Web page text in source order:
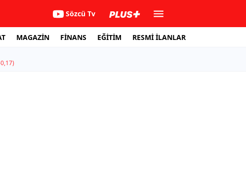
Sözcü Tv
MAGAZİN FİNANS EĞİTİM RESMİ İLANLAR